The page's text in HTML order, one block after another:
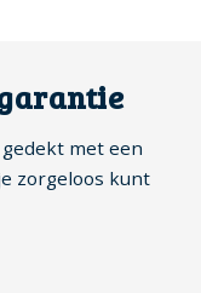
met een
zorgeloos kunt